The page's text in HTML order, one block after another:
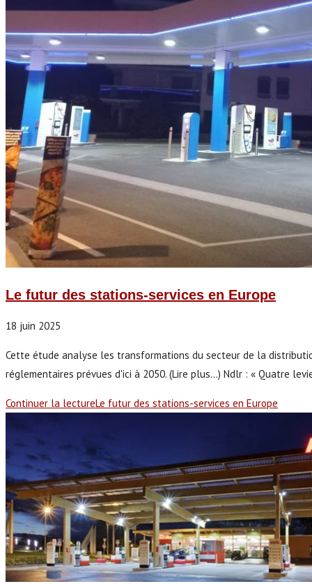
Le futur des stations-services en Europe
18 juin 2025
Cette étude analyse les transformations du secteur de la
réglementaires prévues d'ici à 2050. (Lire plus...) Ndlr : « Quatre
Continuer la lectureLe futur des stations-services en Europe